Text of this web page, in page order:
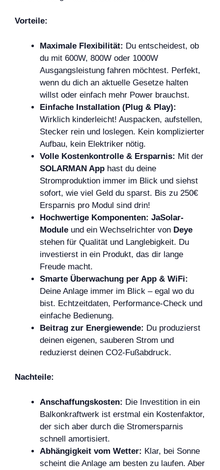
Vorteile:
Maximale Flexibilität: Du entscheidest, ob
du mit 600W, 800W oder 1000W
Ausgangsleistung fahren möchtest. Perfekt,
wenn du dich an aktuelle Gesetze halten
willst oder einfach mehr Power brauchst.
Einfache Installation (Plug & Play):
Wirklich kinderleicht! Auspacken, aufstellen,
Stecker rein und loslegen. Kein komplizierter
Aufbau, kein Elektriker nötig.
Volle Kostenkontrolle & Ersparnis: Mit der
SOLARMAN App hast du deine
Stromproduktion immer im Blick und siehst
sofort, wie viel Geld du sparst. Bis zu 250€
Ersparnis pro Modul sind drin!
Hochwertige Komponenten: JaSolar-
Module und ein Wechselrichter von Deye
stehen für Qualität und Langlebigkeit. Du
investierst in ein Produkt, das dir lange
Freude macht.
Smarte Überwachung per App & WiFi:
Deine Anlage immer im Blick – egal wo du
bist. Echtzeitdaten, Performance-Check und
einfache Bedienung.
Beitrag zur Energiewende: Du produzierst
deinen eigenen, sauberen Strom und
reduzierst deinen CO2-Fußabdruck.
Nachteile:
Anschaffungskosten: Die Investition in ein
Balkonkraftwerk ist erstmal ein Kostenfaktor,
der sich aber durch die Stromersparnis
schnell amortisiert.
Abhängigkeit vom Wetter: Klar, bei Sonne
scheint die Anlage am besten zu laufen. Aber